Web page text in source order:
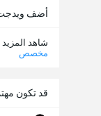
أضف ويدجت
شاهد
مخصص
قد تكون